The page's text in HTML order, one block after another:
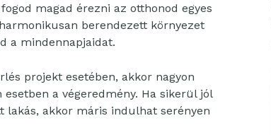
magad érezni az otthonod egyes
berendezett környezet
a mindennapjaidat.
projekt esetében, akkor nagyon
a végeredmény. Ha sikerül jól
lakás, akkor máris indulhat serényen